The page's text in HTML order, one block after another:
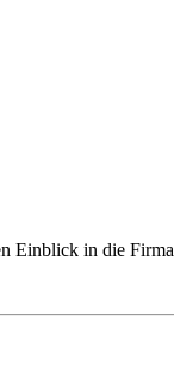
Einblick in die Firma